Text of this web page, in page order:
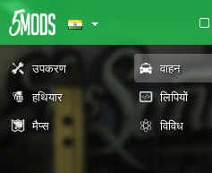
उपकरण वाहन
हथियार
लिपियों
मैप्स
विविध